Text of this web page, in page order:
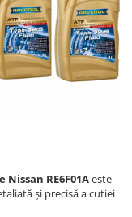
RE6F01Aeste
și precisă a cutiei